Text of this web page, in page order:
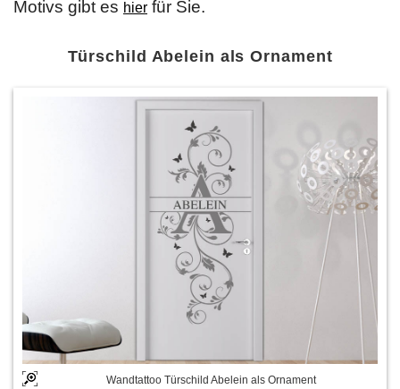
Motivs gibt es hier für Sie.
Türschild Abelein als Ornament
Wandtattoo Türschild Abelein als Ornament